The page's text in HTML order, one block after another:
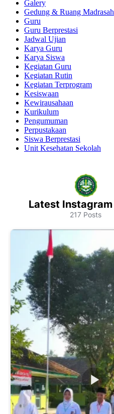
Galery
Gedung & Ruang Madrasah
Guru
Guru Berprestasi
Jadwal Ujian
Karya Guru
Karya Siswa
Kegiatan Guru
Kegiatan Rutin
Kegiatan Terprogram
Kesiswaan
Kewirausahaan
Kurikulum
Pengumuman
Perpustakaan
Siswa Berprestasi
Unit Kesehatan Sekolah